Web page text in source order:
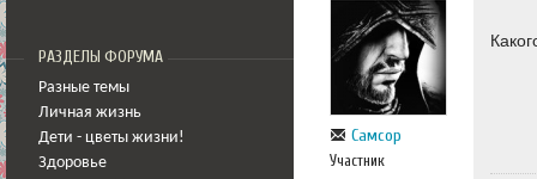
РАЗДЕЛЫ ФОРУМА
Разные темы
Личная жизнь
Дети - цветы жизни!
Здоровье
Самсор
Участник